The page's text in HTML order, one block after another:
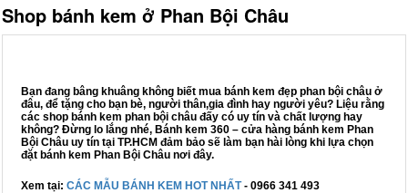
Shop bánh kem ở Phan Bội Châu
Bạn đang bâng khuâng không biết mua bánh kem đẹp phan bội châu ở
đâu, để tặng cho bạn bè, người thân,gia đình hay người yêu? Liệu rằng
các shop bánh kem phan bội châu đấy có uy tín và chất lượng hay
không? Đừng lo lắng nhé, Bánh kem 360 – cửa hàng bánh kem Phan
Bội Châu uy tín tại TP.HCM đảm bảo sẽ làm bạn hài lòng khi lựa chọn
đặt bánh kem Phan Bội Châu nơi đây.
Xem tại: CÁC MẪU BÁNH KEM HOT NHẤT- 0966 341 493